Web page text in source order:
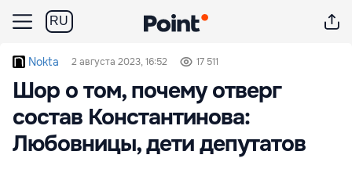
RU
Nokta 2 августа 2023, 16:52 17 511
Шор о том, почему отверг
состав Константинова:
Любовницы, дети депутатов